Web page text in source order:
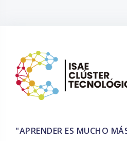
"APRENDER ES MUCHO